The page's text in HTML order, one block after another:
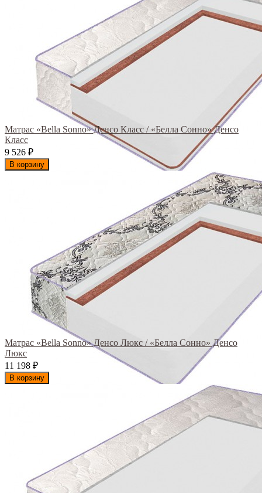
Матрас «Bella Sonno» Денсо Класс / «Белла Сонно» Денсо
Класс
9 526 ₽
В корзину
Матрас «Bella Sonno» Денсо Люкс / «Белла Сонно» Денсо
Люкс
11 198 ₽
В корзину